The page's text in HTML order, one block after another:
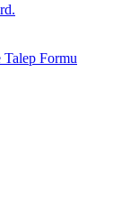
Formu